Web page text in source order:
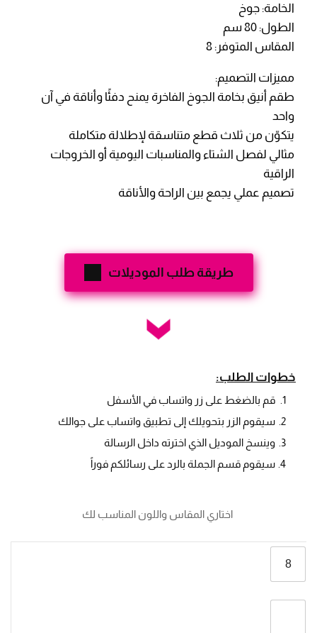
الخامة: جوخ
الطول: 80 سم
المقاس المتوفر: 8
مميزات التصميم:
طقم أنيق بخامة الجوخ الفاخرة يمنح دفئًا وأناقة في آن
واحد
يتكوّن من ثلاث قطع متناسقة لإطلالة متكاملة
مثالي لفصل الشتاء والمناسبات اليومية أو الخروجات
الراقية
تصميم عملي يجمع بين الراحة والأناقة
طريقة طلب الموديلات
خطوات الطلب:
قم بالضغط على زر واتساب في الأسفل
سيقوم الزر بتحويلك إلى تطبيق واتساب على جوالك
وينسخ الموديل الذي اخترته داخل الرسالة
سيقوم قسم الجملة بالرد على رسائلكم فوراً
8